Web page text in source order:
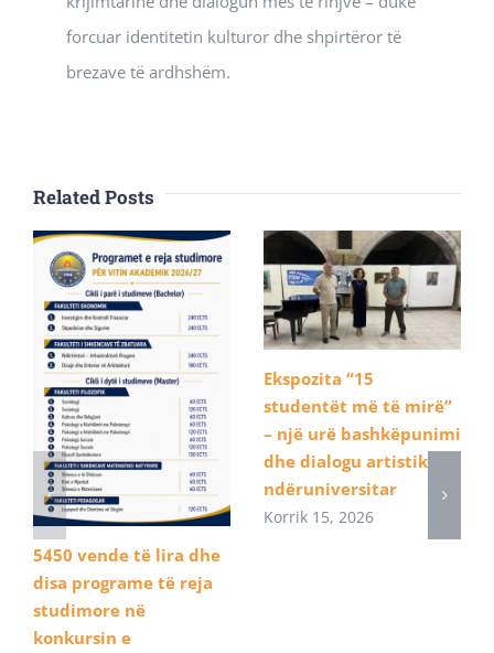
forcuar identitetin kulturor dhe shpirtëror të
brezave të ardhshëm.
Related Posts
5450 vende të lira dhe
disa programe të reja
studimore në
konkursin e
Ekspozita “15
studentët më të mirë”
– një urë bashkëpunimi
dhe dialogu artistik
ndëruniversitar
Korrik 15, 2026